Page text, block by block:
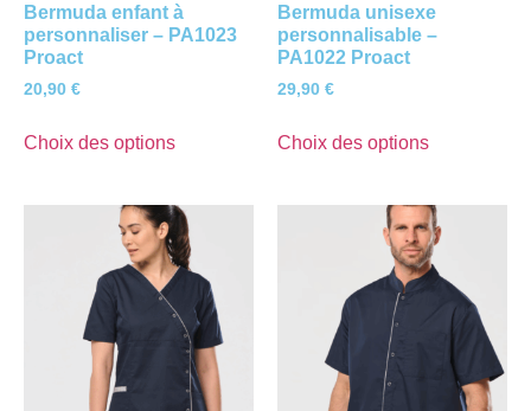
Bermuda enfant à
personnaliser – PA1023
Proact
20,90 €
Choix des options
Bermuda unisexe
personnalisable –
PA1022 Proact
29,90 €
Choix des options